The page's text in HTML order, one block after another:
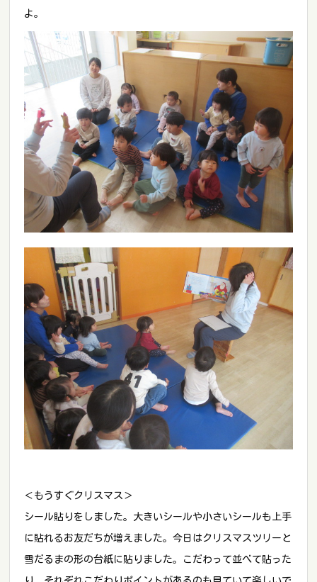
よ。
＜もうすぐクリスマス＞
シール貼りをしました。大きいシールや小さいシールも上手
に貼れるお友だちが増えました。今日はクリスマスツリーと
雪だるまの形の台紙に貼りました。こだわって並べて貼った